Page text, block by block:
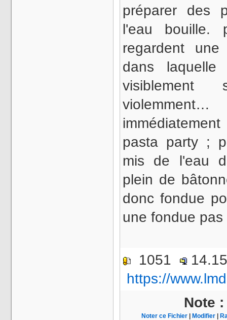
préparer des
l'eau bouille.
regardent
dans
visiblement
pasta party ;
mis de l'eau
plein de
donc fondue
une fondue
1051
https://
Note
Noter ce Fichier Modifier